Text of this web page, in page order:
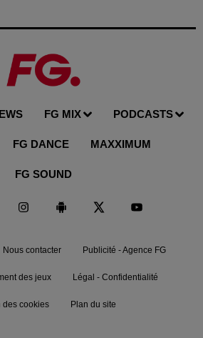
FG MIX PODCASTS
FG DANCE MAXXIMUM
FG SOUND
Nous contacter Publicité - Agence FG
des jeux Légal - Confidentialité
des cookies Plan du site